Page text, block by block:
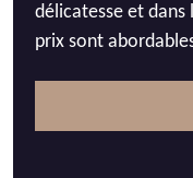
délicatesse et dans
prix sont